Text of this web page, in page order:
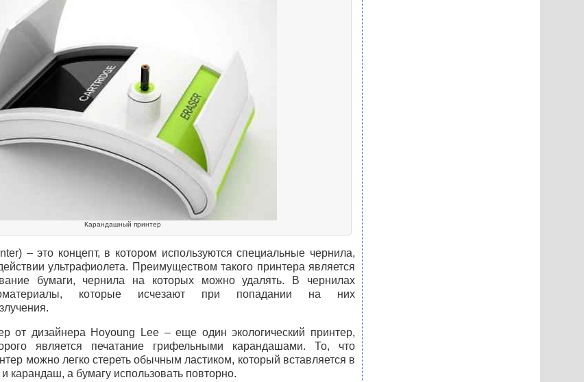
Карандашный принтер
– это концепт, в котором используются специальные чернила,
ультрафиолета. Преимуществом такого принтера является
бумаги, чернила на которых можно удалять. В чернилах
которые исчезают при попадании на них
от дизайнера Hoyoung Lee – еще один экологический принтер,
является печатание грифельными карандашами. То, что
можно легко стереть обычным ластиком, который вставляется в
карандаш, а бумагу использовать повторно.